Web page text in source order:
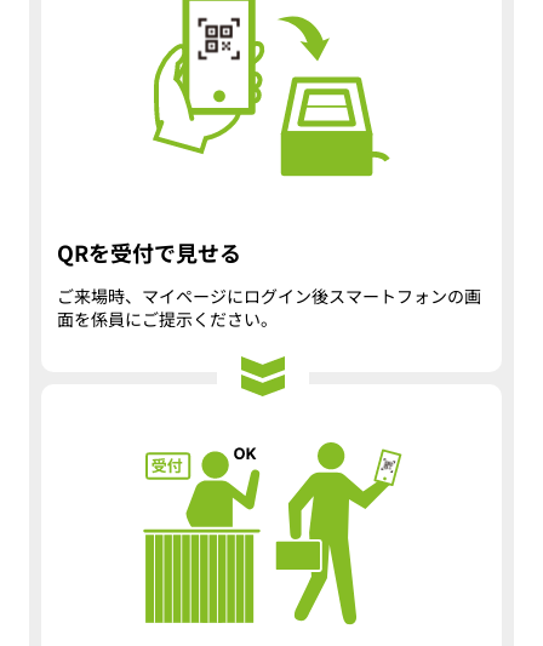
QRを受付で見せる
ご来場時、マイページにログイン後スマートフォンの画
面を係員にご提示ください。